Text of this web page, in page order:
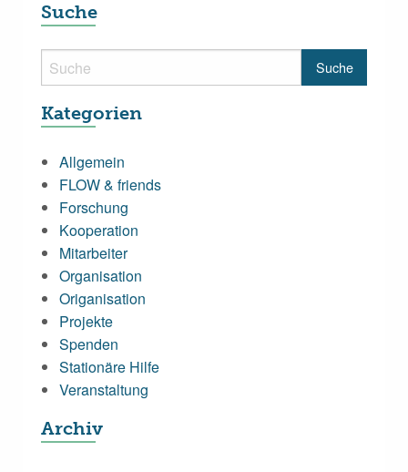
Suche
Kategorien
Allgemein
FLOW & friends
Forschung
Kooperation
Mitarbeiter
Organisation
Origanisation
Projekte
Spenden
Stationäre Hilfe
Veranstaltung
Archiv